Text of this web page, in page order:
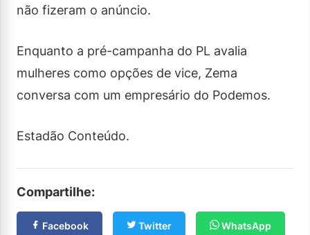
não fizeram o anúncio.
Enquanto a pré-campanha do PL avalia
mulheres como opções de vice, Zema
conversa com um empresário do Podemos.
Estadão Conteúdo.
Compartilhe:
Facebook Twitter WhatsApp